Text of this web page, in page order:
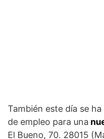
También este día se
de empleo para una
El Bueno, 70. 28015